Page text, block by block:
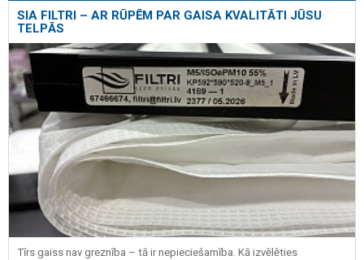
SIA FILTRI – AR RŪPĒM PAR GAISA KVALITĀTI JŪSU
TELPĀS
Tīrs gaiss nav greznība – tā ir nepieciešamība. Kā izvēlēties